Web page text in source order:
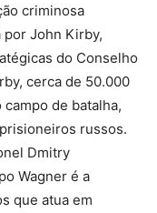
criminosa
por John Kirby,
do Conselho
cerca de 50.000
de batalha,
russos.
Dmitry
Wagner é a
que atua em